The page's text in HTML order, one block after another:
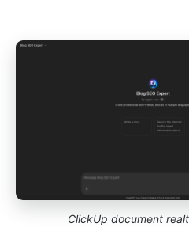
ClickUp document